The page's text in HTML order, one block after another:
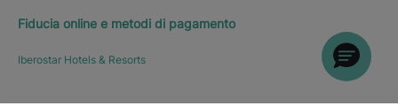
Fiducia online e metodi di pagamento
Iberostar Hotels & Resorts